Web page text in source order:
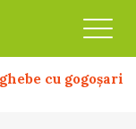
cu gogoșari